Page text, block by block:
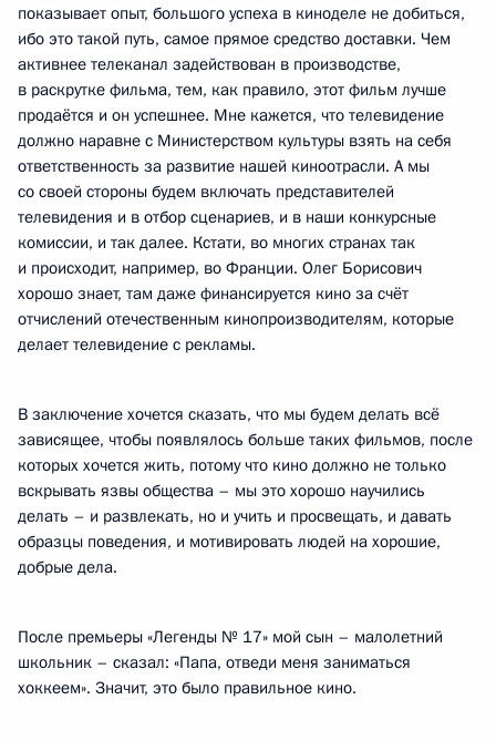
показывает опыт, большого успеха в киноделе не добиться,
ибо это такой путь, самое прямое средство доставки. Чем
активнее телеканал задействован в производстве,
в раскрутке фильма, тем, как правило, этот фильм лучше
продаётся и он успешнее. Мне кажется, что телевидение
должно наравне с Министерством культуры взять на себя
ответственность за развитие нашей киноотрасли. А мы
со своей стороны будем включать представителей
телевидения и в отбор сценариев, и в наши конкурсные
комиссии, и так далее. Кстати, во многих странах так
и происходит, например, во Франции. Олег Борисович
хорошо знает, там даже финансируется кино за счёт
отчислений отечественным кинопроизводителям, которые
делает телевидение с рекламы.
В заключение хочется сказать, что мы будем делать всё
зависящее, чтобы появлялось больше таких фильмов, после
которых хочется жить, потому что кино должно не только
вскрывать язвы общества – мы это хорошо научились
делать – и развлекать, но и учить и просвещать, и давать
образцы поведения, и мотивировать людей на хорошие,
добрые дела.
После премьеры «Легенды № 17» мой сын – малолетний
школьник – сказал: «Папа, отведи меня заниматься
хоккеем». Значит, это было правильное кино.